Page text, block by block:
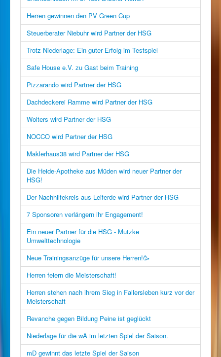
Herren gewinnen den PV Green Cup
Steuerberater Niebuhr wird Partner der HSG
Trotz Niederlage: Ein guter Erfolg im Testspiel
Safe House e.V. zu Gast beim Training
Pizzarando wird Partner der HSG
Dachdeckerei Ramme wird Partner der HSG
Wolters wird Partner der HSG
NOCCO wird Partner der HSG
Maklerhaus38 wird Partner der HSG
Die Heide-Apotheke aus Müden wird neuer Partner der
HSG!
Der Nachhilfekreis aus Leiferde wird Partner der HSG
7 Sponsoren verlängern ihr Engagement!
Ein neuer Partner für die HSG - Mutzke
Umwelttechnologie
Neue Trainingsanzüge für unsere Herren!🥳
Herren feiern die Meisterschaft!
Herren stehen nach ihrem Sieg in Fallersleben kurz vor der
Meisterschaft
Revanche gegen Bildung Peine ist geglückt
Niederlage für die wA im letzten Spiel der Saison.
mD gewinnt das letzte Spiel der Saison